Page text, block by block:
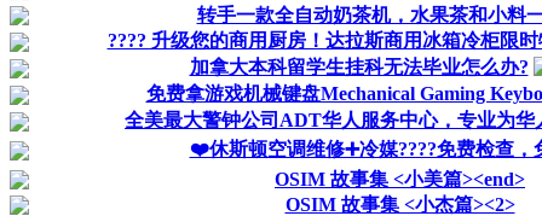
转手一款全自动奶茶机，水果茶和小料
???? 升级您的商用厨房！达拉斯商用冰箱冷柜限
加拿大本科留学生挂科无法毕业怎么办?
免费拿游戏机械键盘Mechanical Gaming
全美最大警钟公司ADT华人服务中心，专业为华
❤️休斯顿空调维修➕冷媒????免费检查，
OSIM 故事集 <小美篇><end>
OSIM 故事集 <小杰篇><2>